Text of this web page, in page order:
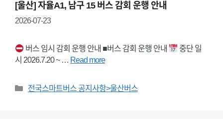
[울산] 자율A1, 남구 15 버스 감회 운행 안내
2026-07-23
버스 임시 감회 운행 안내 ■버스 감회 운행 안내
중단 일
시 2026.7.20 ~ … Read more
Categories
전국스마트버스 공지사항>울산버스